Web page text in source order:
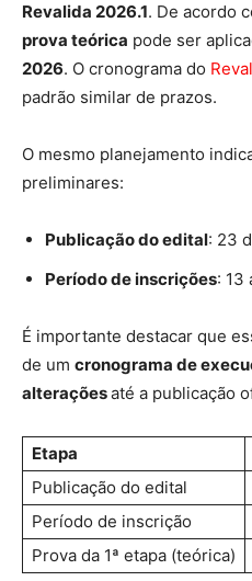
Revalida 2026.1. De acordo
prova teórica pode ser
2026. O cronograma do
padrão similar de prazos.
O mesmo planejamento
preliminares:
Publicação do edital: 23
Período de inscrições: 13
É importante destacar que
de um cronograma de
alteraçõesaté a publicação
Etapa
Publicação do edital
Período de inscrição
Prova da 1ª etapa (teórica)